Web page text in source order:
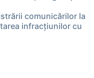
comunicărilor la
infracţiunilor cu